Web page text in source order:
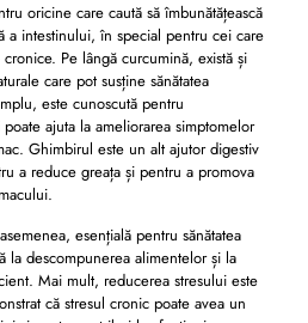
oricine care caută să îmbunătățească
a intestinului, în special pentru cei care
Pe lângă curcumină, există și
care pot susține sănătatea
este cunoscută pentru
ajuta la ameliorarea simptomelor
Ghimbirul este un alt ajutor digestiv
a reduce greața și pentru a promova
esențială pentru sănătatea
la descompunerea alimentelor și la
Mai mult, reducerea stresului este
că stresul cronic poate avea un